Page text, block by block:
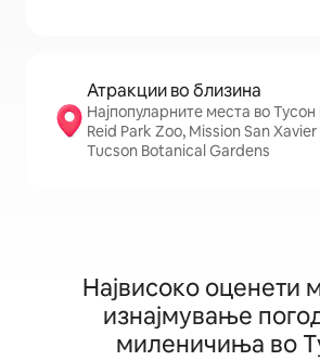
Атракции во близина
Најпопуларните места во Тусон
Reid Park Zoo, Mission San
Tucson Botanical Gardens
Највисоко оценети
изнајмување
миленичиња во